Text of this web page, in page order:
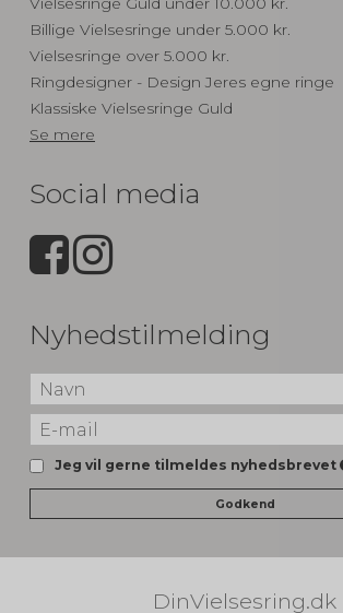
Billige Vielsesringe under 5.000 kr.
Vielsesringe over 5.000 kr.
Ringdesigner - Design Jeres egne ringe
Klassiske Vielsesringe Guld
Se mere
Social media
Nyhedstilmelding
Jeg vil gerne tilmeldes nyhedsbrevet
Godkend
DinVielsesring.dk